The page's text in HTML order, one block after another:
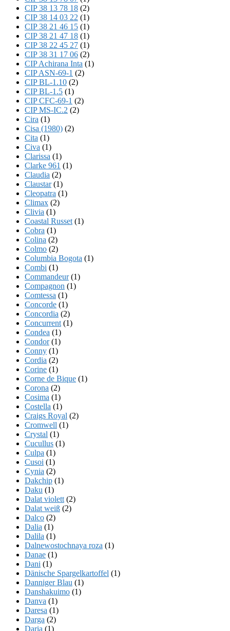
CIP 38 13 78 18 (2)
CIP 38 14 03 22 (1)
CIP 38 21 46 15 (1)
CIP 38 21 47 18 (1)
CIP 38 22 45 27 (1)
CIP 38 31 17 06 (2)
CIP Achirana Inta (1)
CIP ASN-69-1 (2)
CIP BL-1.10 (2)
CIP BL-1.5 (1)
CIP CFC-69-1 (2)
CIP MS-IC.2 (2)
Cira (1)
Cisa (1980) (2)
Cita (1)
Civa (1)
Clarissa (1)
Clarke 961 (1)
Claudia (2)
Claustar(1)
Cleopatra (1)
Climax (2)
Clivia (1)
Coastal Russet (1)
Cobra (1)
Colina (2)
Colmo (2)
Columbia Bogota (1)
Combi (1)
Commandeur(1)
Compagnon (1)
Comtessa (1)
Concorde (1)
Concordia (2)
Concurrent (1)
Condea (1)
Condor(1)
Conny (1)
Cordia (2)
Corine (1)
Corne de Bique (1)
Corona (2)
Cosima (1)
Costella (1)
Craigs Royal (2)
Cromwell (1)
Crystal (1)
Cucullus (1)
Culpa (1)
Cusoi (1)
Cynia (2)
Dakchip (1)
Daku (1)
Dalat violett (2)
Dalat weiß (2)
Dalco (2)
Dalia (1)
Dalila (1)
Dalnewostochnaya roza (1)
Danae (1)
Dani (1)
Dänische Spargelkartoffel (1)
Danniger Blau (1)
Danshakuimo (1)
Danva (1)
Daresa (1)
Darga (2)
Daria (1)